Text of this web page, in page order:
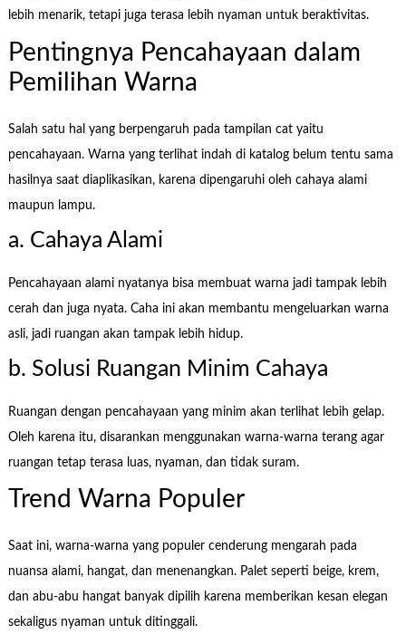
lebih menarik, tetapi juga terasa lebih nyaman untuk beraktivitas.
Pentingnya Pencahayaan dalam
Pemilihan Warna
Salah satu hal yang berpengaruh pada tampilan cat yaitu
pencahayaan. Warna yang terlihat indah di katalog belum tentu sama
hasilnya saat diaplikasikan, karena dipengaruhi oleh cahaya alami
maupun lampu.
a. Cahaya Alami
Pencahayaan alami nyatanya bisa membuat warna jadi tampak lebih
cerah dan juga nyata. Caha ini akan membantu mengeluarkan warna
asli, jadi ruangan akan tampak lebih hidup.
b. Solusi Ruangan Minim Cahaya
Ruangan dengan pencahayaan yang minim akan terlihat lebih gelap.
Oleh karena itu, disarankan menggunakan warna-warna terang agar
ruangan tetap terasa luas, nyaman, dan tidak suram.
Trend Warna Populer
Saat ini, warna-warna yang populer cenderung mengarah pada
nuansa alami, hangat, dan menenangkan. Palet seperti beige, krem,
dan abu-abu hangat banyak dipilih karena memberikan kesan elegan
sekaligus nyaman untuk ditinggali.